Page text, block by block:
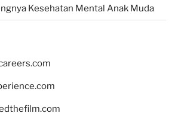
Kesehatan Mental Anak Muda